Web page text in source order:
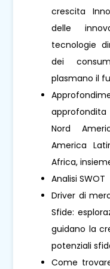
crescita
delle
tecnologie
dei
plasmano il
Nord
America
Africa,
Analisi SWOT
Driver di
Sfide:
guidano la
potenziali
Come